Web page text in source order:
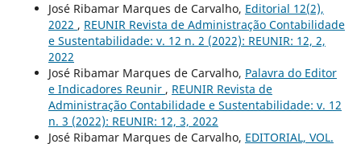
José Ribamar Marques de Carvalho, Editorial 12(2),
2022 , REUNIR Revista de Administração Contabilidade
e Sustentabilidade: v. 12 n. 2 (2022): REUNIR: 12, 2,
2022
José Ribamar Marques de Carvalho, Palavra do Editor
e Indicadores Reunir , REUNIR Revista de
Administração Contabilidade e Sustentabilidade: v. 12
n. 3 (2022): REUNIR: 12, 3, 2022
José Ribamar Marques de Carvalho, EDITORIAL, VOL.